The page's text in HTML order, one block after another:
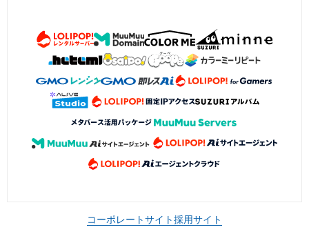
コーポレートサイト採用サイト